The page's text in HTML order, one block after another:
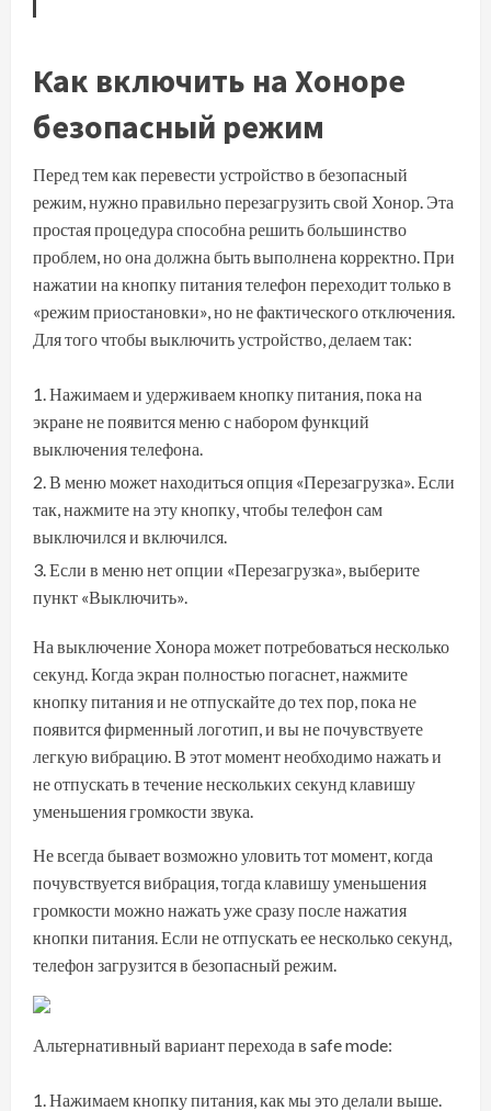
Как включить на Хоноре
безопасный режим
Перед тем как перевести устройство в безопасный
режим, нужно правильноперезагрузить свой Хонор. Эта
простая процедура способна решить большинство
проблем, но она должна быть выполнена корректно. При
нажатии на кнопку питания телефон переходит только в
«режим приостановки», но не фактического отключения.
Для того чтобы выключить устройство, делаем так:
Нажимаем и удерживаем кнопку питания, пока на
экране не появится меню с набором функций
выключения телефона.
В меню может находиться опция «Перезагрузка». Если
так, нажмите на эту кнопку, чтобы телефон сам
выключился и включился.
Если в меню нет опции «Перезагрузка», выберите
пункт «Выключить».
На выключение Хонора может потребоваться несколько
секунд. Когда экран полностью погаснет, нажмите
кнопку питания и не отпускайте до тех пор, пока не
появится фирменный логотип, и вы не почувствуете
легкую вибрацию. В этот момент необходимо нажать и
не отпускать в течение нескольких секунд клавишу
уменьшения громкости звука.
Не всегда бывает возможно уловить тот момент, когда
почувствуется вибрация, тогда клавишу уменьшения
громкости можно нажать уже сразу после нажатия
кнопки питания. Если не отпускать ее несколько секунд,
телефон загрузится в безопасный режим.
Альтернативный вариант перехода в safe mode:
Нажимаем кнопку питания, как мы это делали выше.